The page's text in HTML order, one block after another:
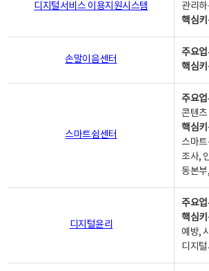
디지털서비스 이용지원시스템
관리
핵심
손말이음센터
주요
핵심
스마트쉼센터
주요
콘텐츠
핵심
스마
조사,
동본
디지털윤리
주요
핵심
예방,
디지털